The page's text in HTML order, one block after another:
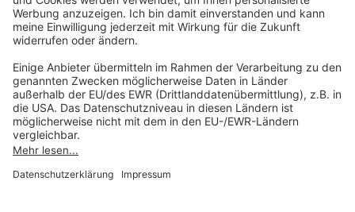
Mo-Do 07:30 - 17:00 Uhr
Fr 07:30 - 15:00 Uhr
Folgen Sie uns
Impressum
Datenschutz